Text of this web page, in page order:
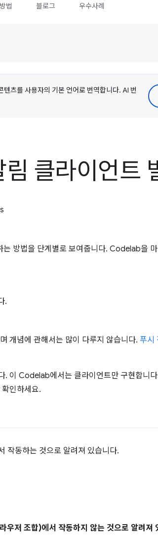
법 블로그 우수사례
츠를 사용자의 기본 언어로 번역합니다. AI 번
클라이언트
방법을 단계별로 보여줍니다. Codelab을 마
.
개념에 관해서는 많이 다루지 않습니다. 푸시
이 Codelab에서는 클라이언트만 구현합니
확인하세요.
작동하는 것으로 알려져 있습니다.
저 조합)에서 작동하지 않는 것으로 알려져